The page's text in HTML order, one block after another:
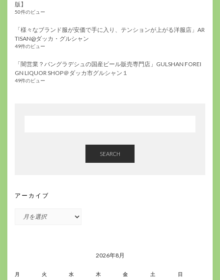
版】
50件のビュー
「様々なブランド服が安価で手に入り、テンションが上がる洋服店」AR
TISAN@ダッカ・グルシャン
49件のビュー
「闇営業？バングラデシュの国産ビール販売専門店」GULSHAN FOREI
GN LIQUOR SHOP＠ダッカ市グルシャン１
49件のビュー
SEARCH
アーカイブ
2026年8月
月 火 水 木 金 土 日